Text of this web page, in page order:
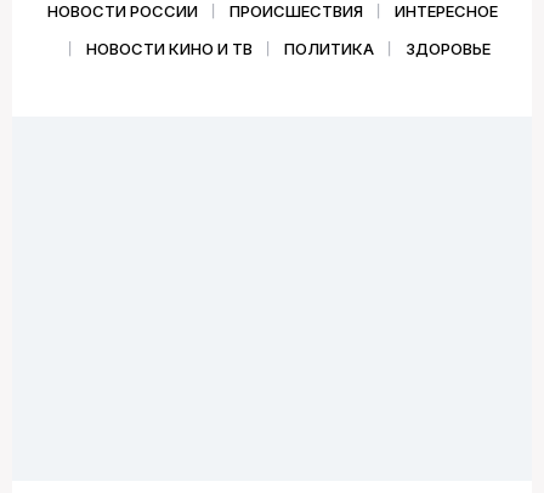
НОВОСТИ РОССИИ ПРОИСШЕСТВИЯ
ИНТЕРЕСНОЕ
НОВОСТИ КИНО И ТВ
ПОЛИТИКА ЗДОРОВЬЕ